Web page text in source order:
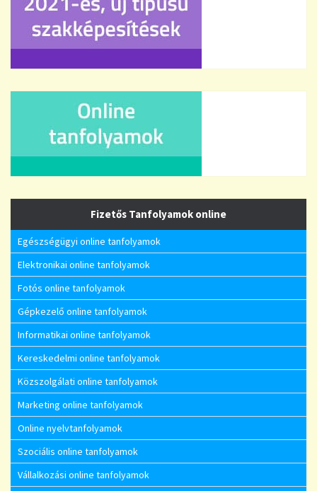
Fizetős Tanfolyamok online
Egészségügyi online tanfolyamok
Elektronikai online tanfolyamok
Fotós online tanfolyamok
Gépkezelő online tanfolyamok
Informatikai online tanfolyamok
Kereskedelmi online tanfolyamok
Közszolgálati online tanfolyamok
Marketing online tanfolyamok
Online nyelvtanfolyamok
Szociális online tanfolyamok
Vállalkozási online tanfolyamok